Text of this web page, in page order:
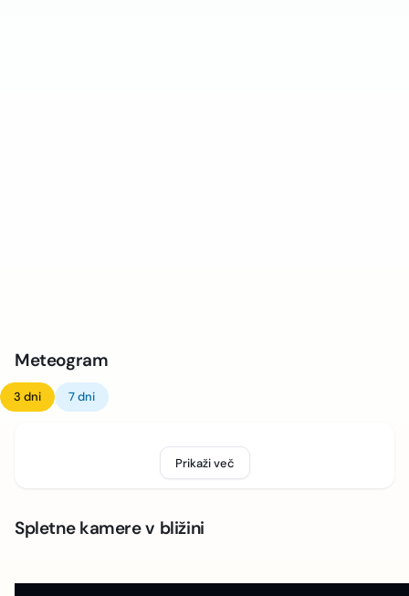
Meteogram
3 dni 7 dni
Prikaži več
Spletne kamere v bližini